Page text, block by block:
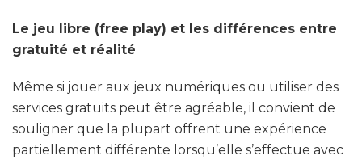
Le jeu libre (free play) et les différences entre
gratuité et réalité
Même si jouer aux jeux numériques ou utiliser des
services gratuits peut être agréable, il convient de
souligner que la plupart offrent une expérience
partiellement différente lorsqu’elle s’effectue avec